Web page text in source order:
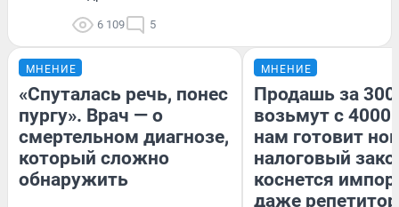
6 109 5
МНЕНИЕ
«Спуталась речь, понес
пургу». Врач — о
смертельном диагнозе,
который сложно
обнаружить
МНЕНИЕ
Продашь за
возьмут с
нам готовит
налоговый
коснется
даже